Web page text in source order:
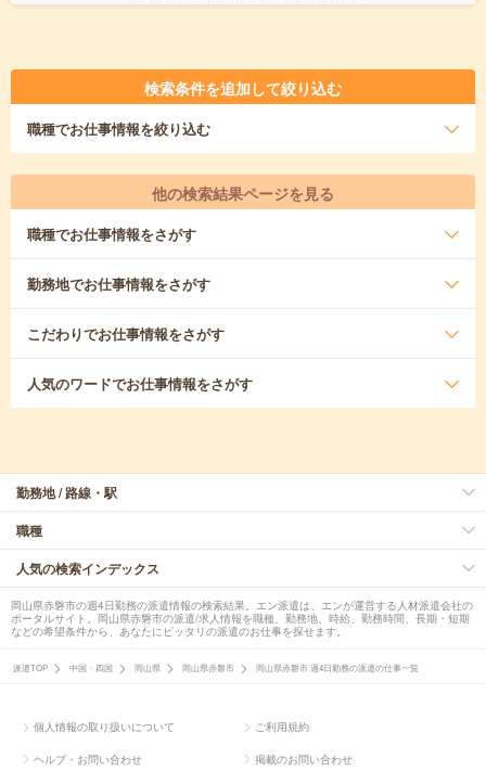
検索条件を追加して絞り込む
職種でお仕事情報を絞り込む
他の検索結果ページを見る
職種でお仕事情報をさがす
勤務地でお仕事情報をさがす
こだわりでお仕事情報をさがす
人気のワードでお仕事情報をさがす
勤務地 / 路線・駅
職種
人気の検索インデックス
岡山県赤磐市の週4日勤務の派遣情報の検索結果。エン派遣は、エンが運営する人材派遣会社の
ポータルサイト。岡山県赤磐市の派遣/求人情報を職種、勤務地、時給、勤務時間、長期・短期
などの希望条件から、あなたにピッタリの派遣のお仕事を探せます。
派遣TOP 中国・四国 岡山県 岡山県赤磐市 岡山県赤磐市 週4日勤務の派遣の仕事一覧
個人情報の取り扱いについて ご利用規約
ヘルプ・お問い合わせ 掲載のお問い合わせ